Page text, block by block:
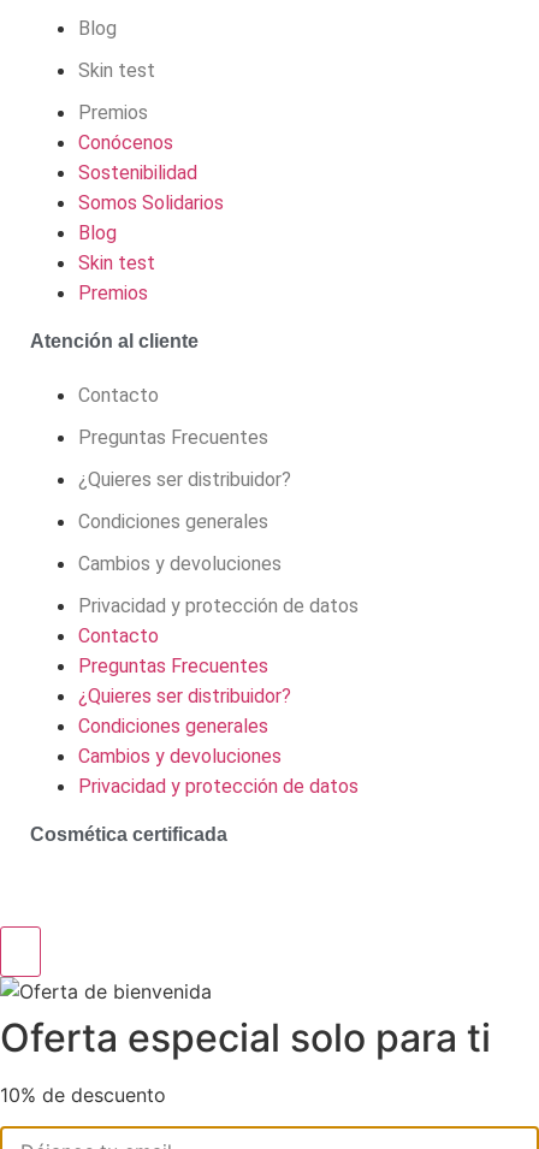
Blog
Skin test
Premios
Conócenos
Sostenibilidad
Somos Solidarios
Blog
Skin test
Premios
Atención al cliente
Contacto
Preguntas Frecuentes
¿Quieres ser distribuidor?
Condiciones generales
Cambios y devoluciones
Privacidad y protección de datos
Contacto
Preguntas Frecuentes
¿Quieres ser distribuidor?
Condiciones generales
Cambios y devoluciones
Privacidad y protección de datos
Cosmética certificada
Oferta especial solo para ti
10% de descuento